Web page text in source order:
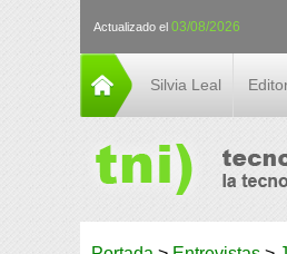
Actualizado el 03/08/2026
Silvia Leal